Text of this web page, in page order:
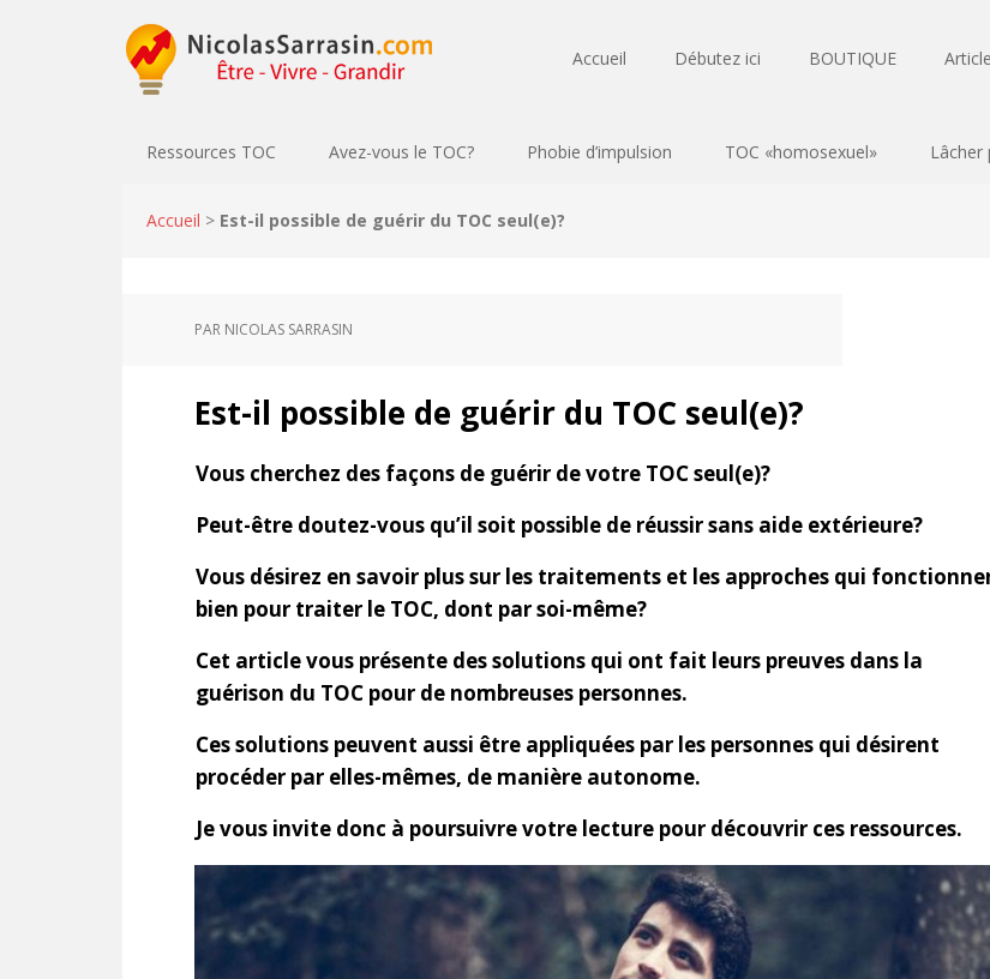
Accueil Débutez ici BOUTIQUE
Ressources TOC Avez-vous le TOC? Phobie d’impulsion TOC «homosexuel» Lâcher
Accueil > Est-il possible de guérir du TOC seul(e)?
PAR NICOLAS SARRASIN
Est-il possible de guérir du TOC seul(e)?
Vous cherchez des façons de guérir de votre TOC seul(e)?
Peut-être doutez-vous qu’il soit possible de réussir sans aide extérieure?
Vous désirez en savoir plus sur les traitements et les approches qui
bien pour traiter le TOC, dont par soi-même?
Cet article vous présente des solutions qui ont fait leurs preuves dans la
guérison du TOC pour de nombreuses personnes.
Ces solutions peuvent aussi être appliquées par les personnes qui désirent
procéder par elles-mêmes, de manière autonome.
Je vous invite donc à poursuivre votre lecture pour découvrir ces ressources.